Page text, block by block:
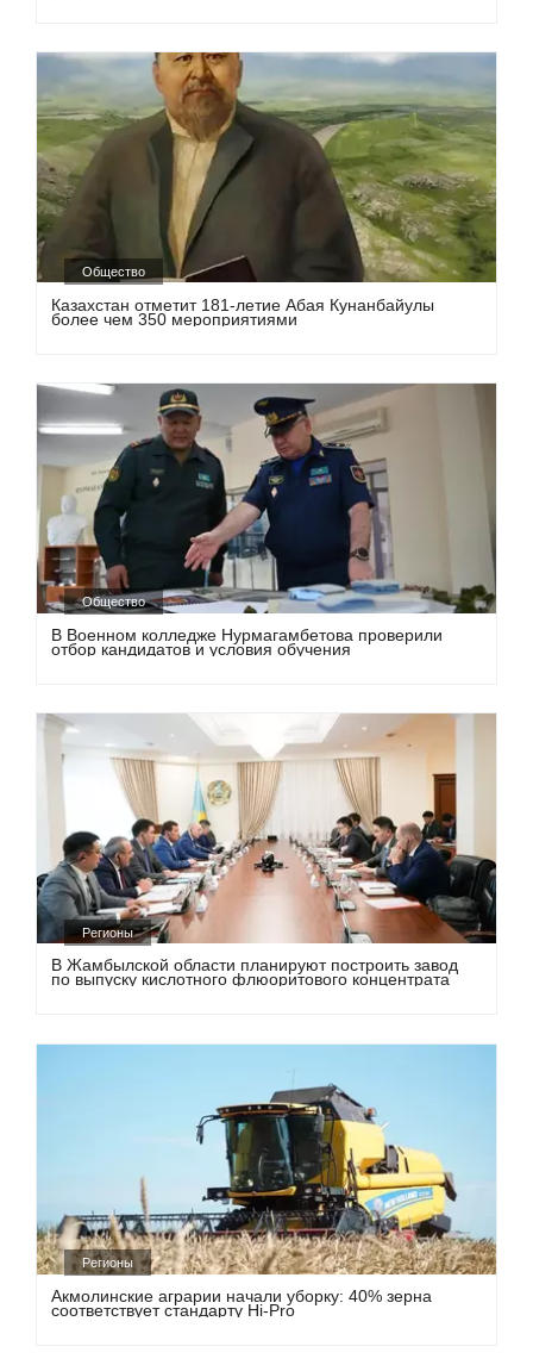
Общество
Казахстан отметит 181-летие Абая Кунанбайулы
более чем 350 мероприятиями
Общество
В Военном колледже Нурмагамбетова проверили
отбор кандидатов и условия обучения
Регионы
В Жамбылской области планируют построить завод
по выпуску кислотного флюоритового концентрата
Регионы
Акмолинские аграрии начали уборку: 40% зерна
соответствует стандарту Hi-Pro